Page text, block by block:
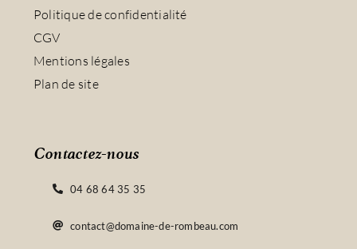
Politique de confidentialité
CGV
Mentions légales
Plan de site
Contactez-nous
04 68 64 35 35
contact@domaine-de-rombeau.com